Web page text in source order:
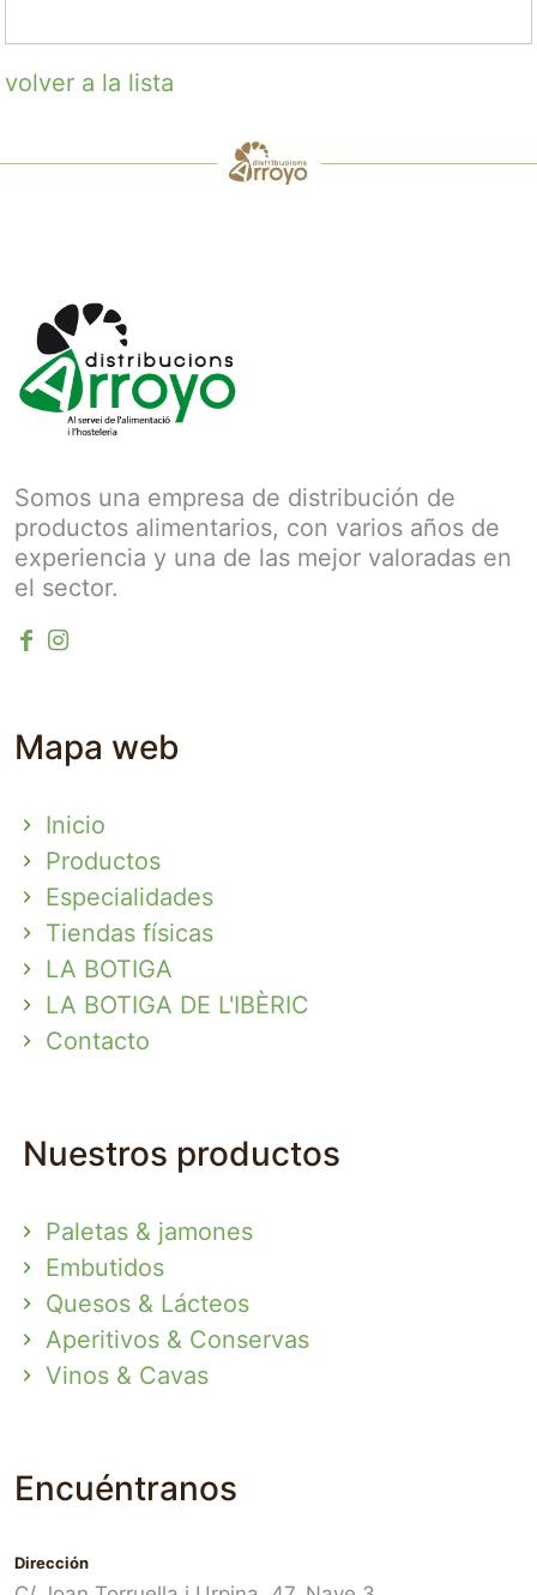
volver a la lista
Somos una empresa de distribución de
productos alimentarios, con varios años de
experiencia y una de las mejor valoradas en
el sector.
Mapa web
Inicio
Productos
Especialidades
Tiendas físicas
LA BOTIGA
LA BOTIGA DE L'IBÈRIC
Contacto
Nuestros productos
Paletas & jamones
Embutidos
Quesos & Lácteos
Aperitivos & Conservas
Vinos & Cavas
Encuéntranos
Dirección